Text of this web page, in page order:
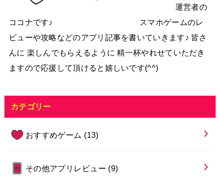
運営者の
ココナです♪ スマホゲームのレ
ビューや攻略などのアプリ記事を書いていきます♪ 皆さ
んに 楽しんでもらえるように 精一杯やれせていただき
ますので応援して頂けると嬉しいです(^^)
カテゴリー
おすすめゲーム (13)
その他アプリレビュー (9)